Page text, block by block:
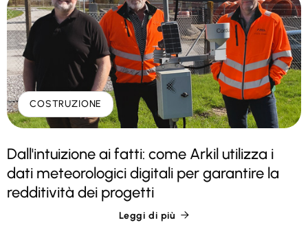
COSTRUZIONE
Dall'intuizione ai fatti: come Arkil utilizza i
dati meteorologici digitali per garantire la
redditività dei progetti
Leggi di più 